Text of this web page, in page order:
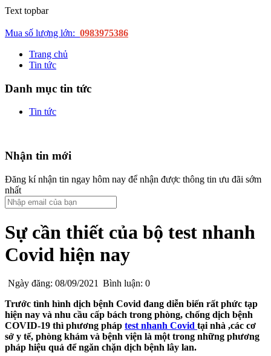
Text topbar
Mua số lượng lớn: 0983975386
Trang chủ
Tin tức
Danh mục tin tức
Tin tức
Nhận tin mới
Đăng kí nhận tin ngay hôm nay để nhận được thông tin ưu đãi sớm
nhất
Sự cần thiết của bộ test nhanh
Covid hiện nay
Ngày đăng: 08/09/2021 Bình luận: 0
Trước tình hình dịch bệnh Covid đang diễn biến rất phức tạp
hiện nay và nhu cầu cấp bách trong phòng, chống dịch bệnh
COVID-19 thì phương pháp test nhanh Covid tại nhà ,các cơ
sở y tế, phòng khám và bệnh viện là một trong những phương
pháp hiệu quả để ngăn chặn dịch bệnh lây lan.